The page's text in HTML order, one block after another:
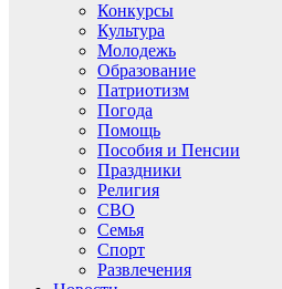
Конкурсы
Культура
Молодежь
Образование
Патриотизм
Погода
Помощь
Пособия и Пенсии
Праздники
Религия
СВО
Семья
Спорт
Развлечения